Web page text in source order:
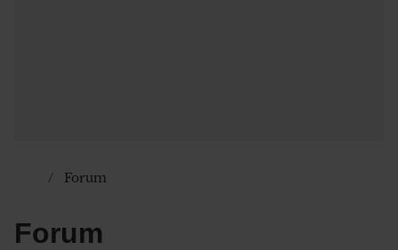
Forum
Forum